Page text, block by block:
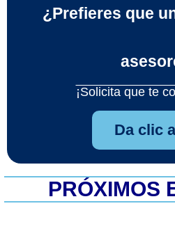
¿Prefieres que
¡Solicita que te
Da clic
PRÓXIMOS